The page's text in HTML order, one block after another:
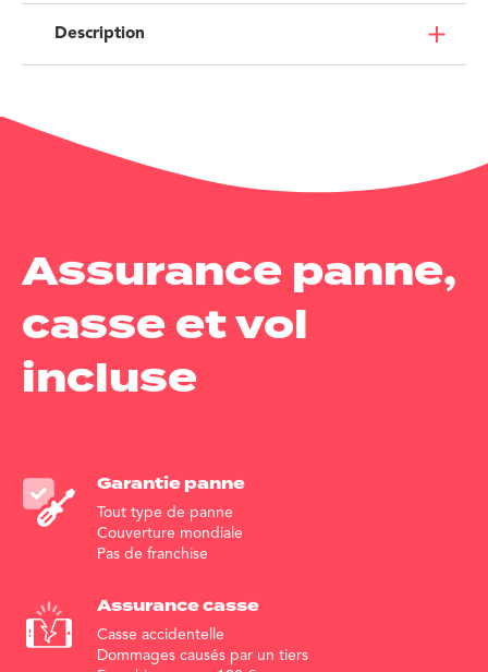
Description
Assurance panne,
casse et vol
incluse
Garantiepanne
Tout type de panne
Couverture mondiale
Pas de franchise
Assurancecasse
Casse accidentelle
Dommages causés par un tiers